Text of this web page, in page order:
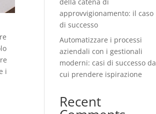
i
approvvigionamento: il caso
di successo
Automatizzare i processi
aziendali con i gestionali
moderni: casi di successo da
cui prendere ispirazione
Recent